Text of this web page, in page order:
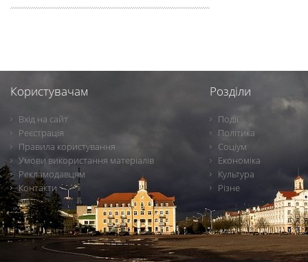
Користувачам
Вхід на сайт
Реєстрація
Правила користування
Умови використання матеріалів
Рекламодавцям
Контакти
Розділи
Події
Політика
Соціум
Економіка
Культура
Різне